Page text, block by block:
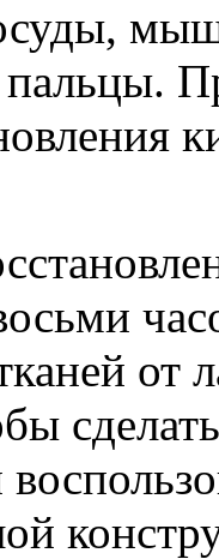
пальцы.
от